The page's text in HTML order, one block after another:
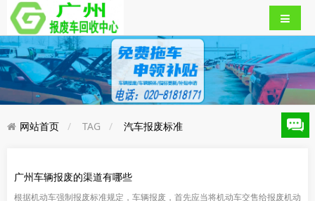
网站首页 TAG 汽车报废标准
广州车辆报废的渠道有哪些
根据机动车强制报废标准规定，车辆报废，首先应当将机动车交售给报废机动